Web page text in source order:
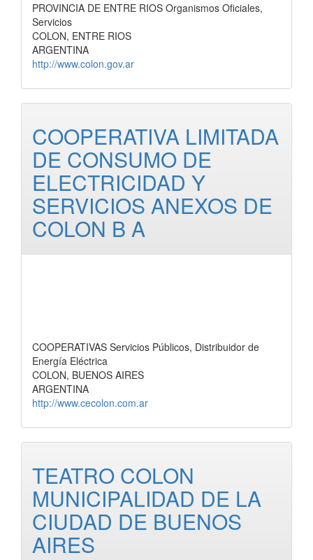
PROVINCIA DE ENTRE RIOS Organismos Oficiales,
Servicios
COLON, ENTRE RIOS
ARGENTINA
http://www.colon.gov.ar
COOPERATIVA LIMITADA
DE CONSUMO DE
ELECTRICIDAD Y
SERVICIOS ANEXOS DE
COLON B A
COOPERATIVAS Servicios Públicos, Distribuidor de
Energía Eléctrica
COLON, BUENOS AIRES
ARGENTINA
http://www.cecolon.com.ar
TEATRO COLON
MUNICIPALIDAD DE LA
CIUDAD DE BUENOS
AIRES